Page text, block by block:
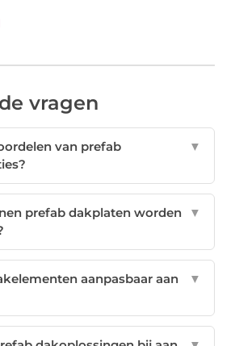
vragen
van prefab
▼
prefab dakplaten worden
▼
aanpasbaar aan
▼